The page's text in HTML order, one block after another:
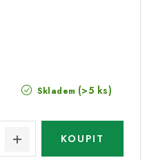
Skladem (>5 ks)